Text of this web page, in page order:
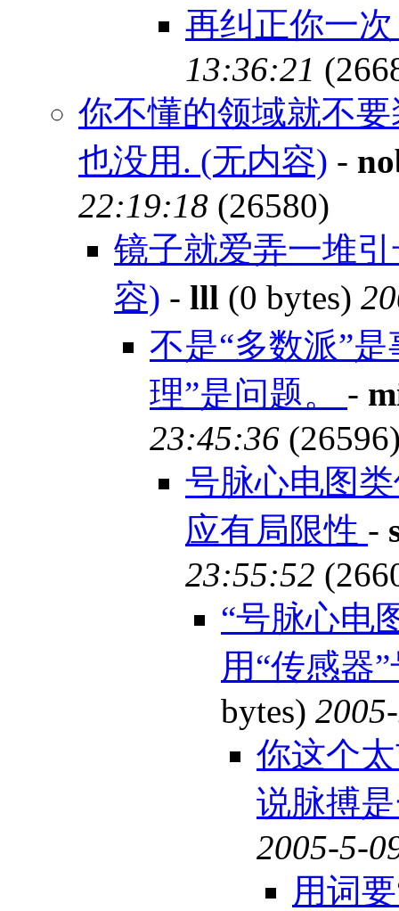
再纠正你一
13:36:21
你不懂的领域就不
也没用. (无内容) -
22:19:18 (26580)
镜子就爱弄一堆
容) - lll (0 bytes)
不是“多数派”
理”是问题。 -
23:45:36
号脉心电图类
应有局限性 -
23:55:52
“号脉心电
用“传感器
bytes)
你这个
说脉搏
2005-5-
用词